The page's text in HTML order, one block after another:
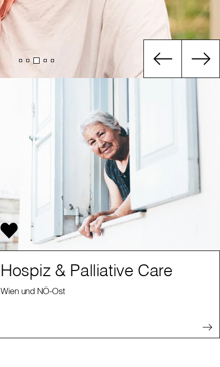
Hospiz & Palliative Care
Wien und NÖ-Ost